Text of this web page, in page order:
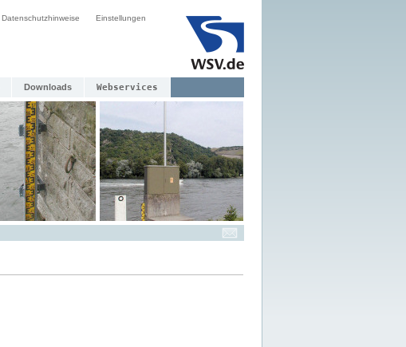
Datenschutzhinweise Einstellungen
Downloads Webservices